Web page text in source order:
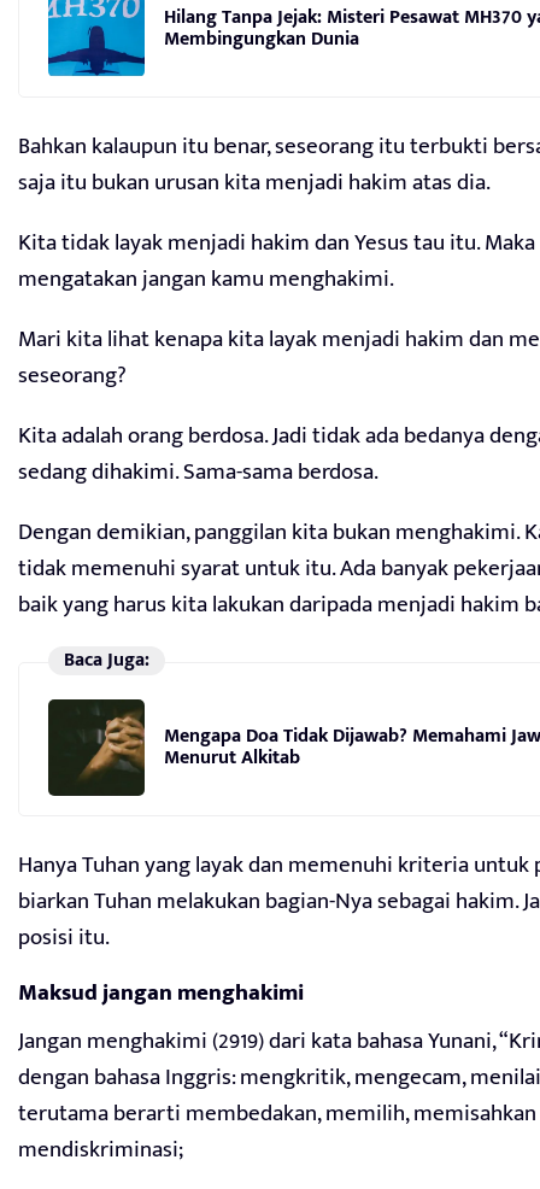
Hilang Tanpa Jejak: Misteri Pesawat MH370
Membingungkan Dunia
Bahkan kalaupun itu benar, seseorang itu terbukti
saja itu bukan urusan kita menjadi hakim atas dia.
Kita tidak layak menjadi hakim dan Yesus tau itu.
mengatakan jangan kamu menghakimi.
Mari kita lihat kenapa kita layak menjadi hakim dan
seseorang?
Kita adalah orang berdosa. Jadi tidak ada bedanya
sedang dihakimi. Sama-sama berdosa.
Dengan demikian, panggilan kita bukan menghakimi.
tidak memenuhi syarat untuk itu. Ada banyak
baik yang harus kita lakukan daripada menjadi hakim
Baca Juga:
Mengapa Doa Tidak Dijawab? Memahami
Menurut Alkitab
Hanya Tuhan yang layak dan memenuhi kriteria untuk
biarkan Tuhan melakukan bagian-Nya sebagai hakim.
posisi itu.
Maksud jangan menghakimi
Jangan menghakimi (2919) dari kata bahasa Yunani,
dengan bahasa Inggris: mengkritik, mengecam,
terutama berarti membedakan, memilih,
mendiskriminasi;